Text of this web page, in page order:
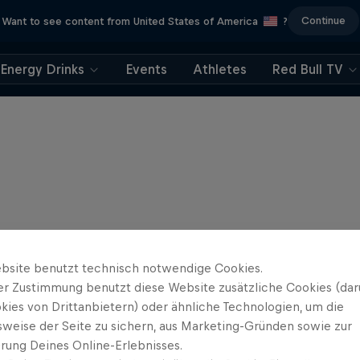
Want to see content from United States of America ? Continue
Energy Drinks Events Athletes Red Bull TV
benutzt technisch notwendige Cookies.
Zustimmung benutzt diese Website zusätzliche Cookies
von Drittanbietern) oder ähnliche Technologien, um die
der Seite zu sichern, aus Marketing-Gründen sowie zur
Deines Online-Erlebnisses.